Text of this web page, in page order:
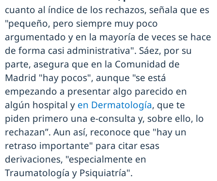
cuanto al índice de los rechazos, señala que es
"pequeño, pero siempre muy poco
argumentado y en la mayoría de veces se hace
de forma casi administrativa". Sáez, por su
parte, asegura que en la Comunidad de
Madrid "hay pocos", aunque "se está
empezando a presentar algo parecido en
algún hospital y en Dermatología, que te
piden primero una e-consulta y, sobre ello, lo
rechazan”. Aun así, reconoce que "hay un
retraso importante" para citar esas
derivaciones, "especialmente en
Traumatología y Psiquiatría".